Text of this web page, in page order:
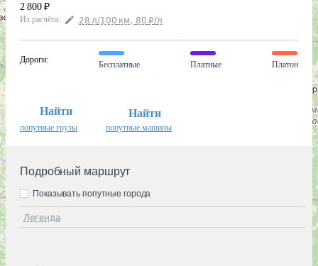
2 800 ₽
Из расчёта: 28 л/100 км, 80 ₽/л
Дороги:
Бесплатные Платные Платон
Найти
попутные грузы
Найти
попутные машины
Подробный маршрут
Легенда
Показывать попутные города